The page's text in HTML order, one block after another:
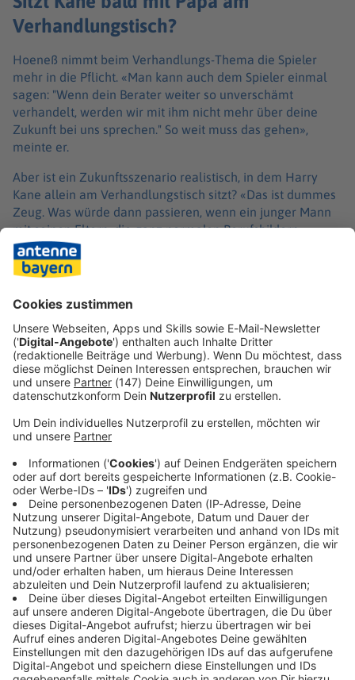
Verhandlungstisch?
Hoeneß nimmt beim Verhandlungs-Thema die Spieler
mehr in die Pflicht. «Man kann auch dem Spieler einmal
sagen: "Wenn dein Berater weiter so unverschämt
verhandelt, werden wir mit ihm nicht mehr über deine
Zukunft bei uns sprechen." So weit muss das gehen»,
meinte er.
Aber ist ein Zukunftsszenario realistisch, in dem Harry
Kane allein am Verhandlungstisch sitzt? «Das ist dummes
Zeug. Was würde dann passieren, wenn ein junger Mann
mit seinen Eltern, die ganz normalen Berufsbildern
nachgehen, zu so einem Monster kommt?», hatte
Spielerberater Roger Wittmann bei Sky mit Blick auf die
großen Vereine gesagt: «Wenn es keine Berater geben
würde, dann würden die Clubs mit den Spielern machen,
Immer auf dem Laufenden
bleiben!